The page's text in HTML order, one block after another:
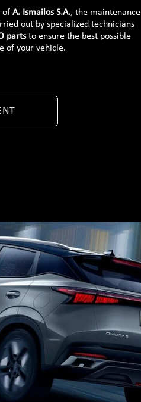
of A. Ismailos S.A., the maintenance
out by specialized technicians
partsto ensure the best possible
of your vehicle.